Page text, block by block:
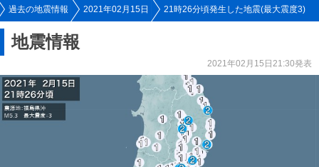
過去の地震情報 2021年02月15日 21時26分頃発生した地震(最大震度3)
地震情報
2021年02月15日21:30発表